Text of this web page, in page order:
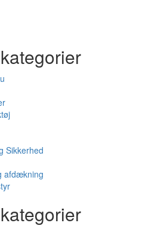
Sikkerhed
afdækning